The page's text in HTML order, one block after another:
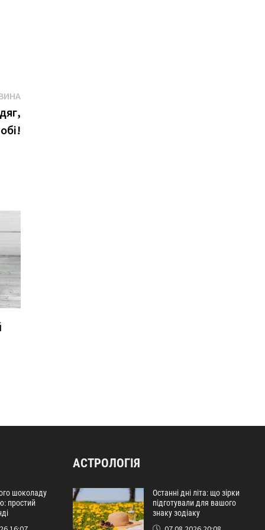
Наступна
шоколаду
простий
АСТРОЛОГІЯ
Останні дні літа: що зірки
підготували для вашого
знаку зодіаку